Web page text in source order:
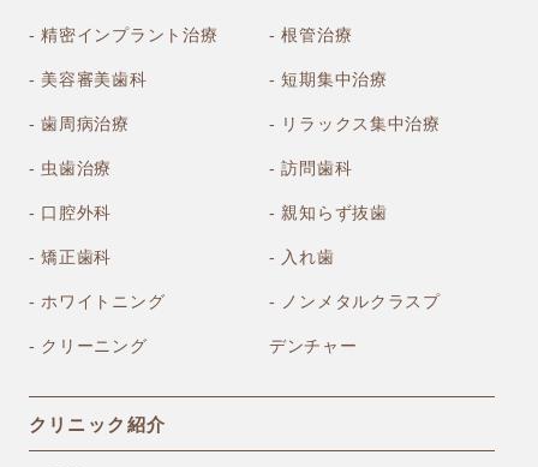
- 精密インプラント治療
- 美容審美歯科
- 歯周病治療
- 虫歯治療
- 口腔外科
- 矯正歯科
- ホワイトニング
- クリーニング
- 根管治療
- 短期集中治療
- リラックス集中治療
- 訪問歯科
- 親知らず抜歯
- 入れ歯
- ノンメタルクラスプ
デンチャー
クリニック紹介